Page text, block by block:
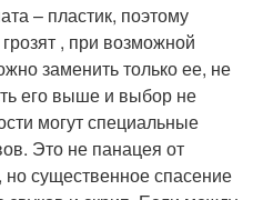
– пластик, поэтому
, при возможной
заменить только ее, не
его выше и выбор не
могут специальные
Это не панацея от
но существенное спасение